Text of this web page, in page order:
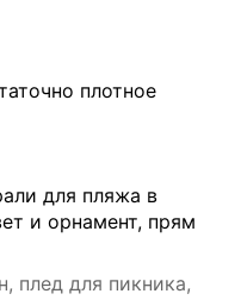
плотное
для пляжа в
и орнамент, прям
плед для пикника,